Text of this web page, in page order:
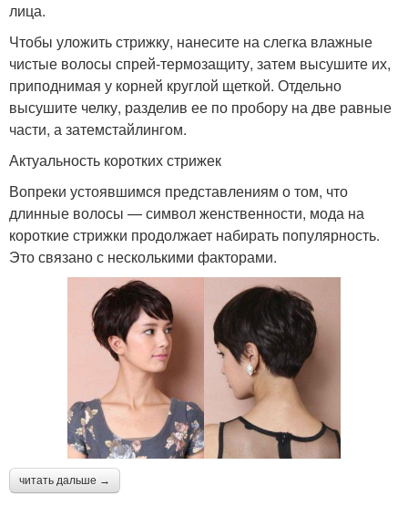
лица.
Чтобы уложить стрижку, нанесите на слегка влажные
чистые волосы спрей-термозащиту, затем высушите их,
приподнимая у корней круглой щеткой. Отдельно
высушите челку, разделив ее по пробору на две равные
части, а затемстайлингом.
Актуальность коротких стрижек
Вопреки устоявшимся представлениям о том, что
длинные волосы — символ женственности, мода на
короткие стрижки продолжает набирать популярность.
Это связано с несколькими факторами.
читать дальше →